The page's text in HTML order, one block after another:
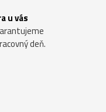
u vás
deň.